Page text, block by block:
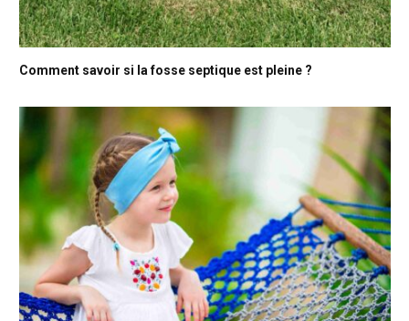
Comment savoir si la fosse septique est pleine ?